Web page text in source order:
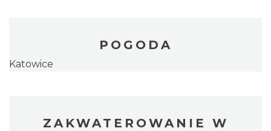
POGODA
Katowice
ZAKWATEROWANIE W